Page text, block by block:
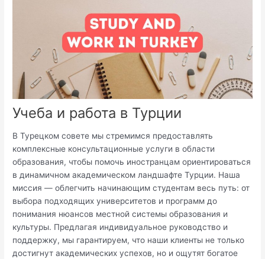
Учеба и работа в Турции
В Турецком совете мы стремимся предоставлять
комплексные консультационные услуги в области
образования, чтобы помочь иностранцам ориентироваться
в динамичном академическом ландшафте Турции. Наша
миссия — облегчить начинающим студентам весь путь: от
выбора подходящих университетов и программ до
понимания нюансов местной системы образования и
культуры. Предлагая индивидуальное руководство и
поддержку, мы гарантируем, что наши клиенты не только
достигнут академических успехов, но и ощутят богатое